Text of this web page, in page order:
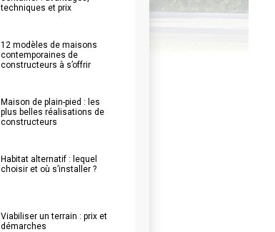
techniques et prix
12 modèles de maisons
contemporaines de
constructeurs à s’offrir
Maison de plain-pied : les
plus belles réalisations de
constructeurs
Habitat alternatif : lequel
choisir et où s’installer ?
Viabiliser un terrain : prix et
démarches